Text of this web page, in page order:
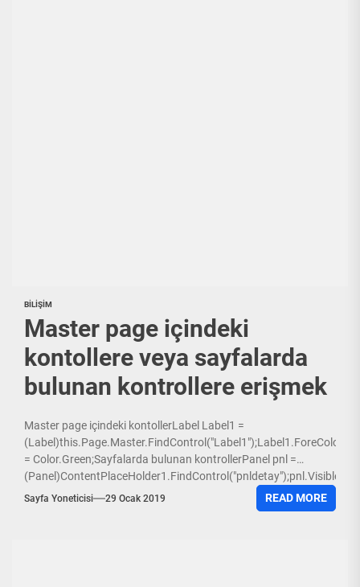
BILIŞIM
Master page içindeki
kontollere veya sayfalarda
bulunan kontrollere erişmek
Master page içindeki kontollerLabel Label1 =
(Label)this.Page.Master.FindControl("Label1");Label1.ForeColor
= Color.Green;Sayfalarda bulunan kontrollerPanel pnl =
(Panel)ContentPlaceHolder1.FindControl("pnldetay");pnl.Visible
= false;
Sayfa Yoneticisi 29 Ocak 2019 READ MORE